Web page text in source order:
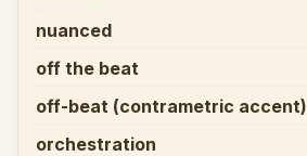
nuanced
off the beat
off-beat (contrametric accent)
orchestration